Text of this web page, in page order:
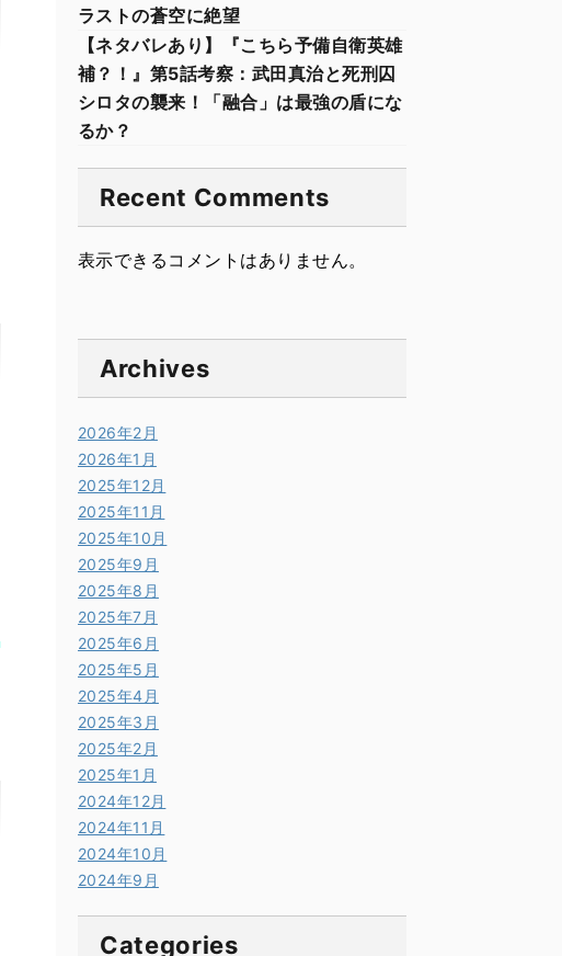
ラストの蒼空に絶望
【ネタバレあり】『こちら予備自衛英雄
補？！』第5話考察：武田真治と死刑囚
シロタの襲来！「融合」は最強の盾にな
るか？
Recent Comments
表示できるコメントはありません。
Archives
2026年2月
2026年1月
2025年12月
2025年11月
2025年10月
2025年9月
2025年8月
2025年7月
2025年6月
2025年5月
2025年4月
2025年3月
2025年2月
2025年1月
2024年12月
2024年11月
2024年10月
2024年9月
Categories